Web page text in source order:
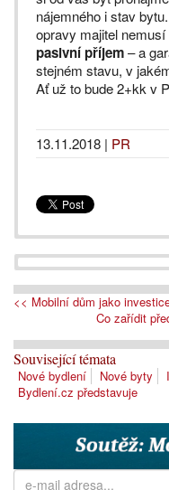
nájemného i stav
opravy majitel
pasivní příjem– a
stejném stavu, v
Ať už to bude 2+kk v
13.11.2018 | PR
<< Mobilní dům jako
Co zařídit
Související témata
Nové bydlení Nové byty
Bydlení.cz představuje